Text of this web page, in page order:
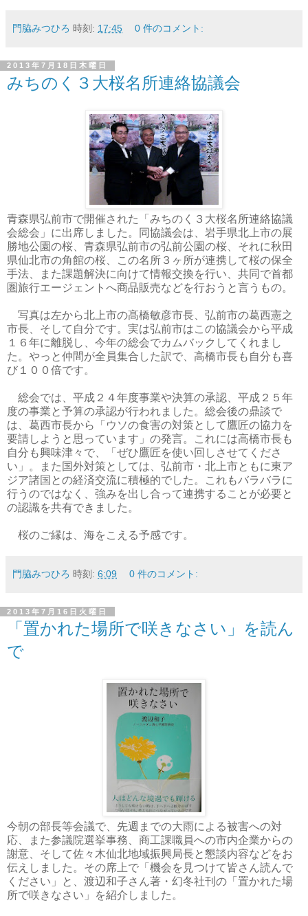
門脇みつひろ 時刻: 17:45 0 件のコメント:
2013年7月18日木曜日
みちのく３大桜名所連絡協議会
青森県弘前市で開催された「みちのく３大桜名所連絡協議
会総会」に出席しました。同協議会は、岩手県北上市の展
勝地公園の桜、青森県弘前市の弘前公園の桜、それに秋田
県仙北市の角館の桜、この名所３ヶ所が連携して桜の保全
手法、また課題解決に向けて情報交換を行い、共同で首都
圏旅行エージェントへ商品販売などを行おうと言うもの。
写真は左から北上市の髙橋敏彦市長、弘前市の葛西憲之
市長、そして自分です。実は弘前市はこの協議会から平成
１６年に離脱し、今年の総会でカムバックしてくれまし
た。やっと仲間が全員集合した訳で、高橋市長も自分も喜
び１００倍です。
総会では、平成２４年度事業や決算の承認、平成２５年
度の事業と予算の承認が行われました。総会後の鼎談で
は、葛西市長から「ウソの食害の対策として鷹匠の協力を
要請しようと思っています」の発言。これには高橋市長も
自分も興味津々で、「ぜひ鷹匠を使い回しさせてくださ
い」。また国外対策としては、弘前市・北上市ともに東ア
ジア諸国との経済交流に積極的でした。これもバラバラに
行うのではなく、強みを出し合って連携することが必要と
の認識を共有できました。
桜のご縁は、海をこえる予感です。
門脇みつひろ 時刻: 6:09 0 件のコメント:
2013年7月16日火曜日
「置かれた場所で咲きなさい」を読ん
で
今朝の部長等会議で、先週までの大雨による被害への対
応、また参議院選挙事務、商工課職員への市内企業からの
謝意、そして佐々木仙北地域振興局長と懇談内容などをお
伝えしました。その席上で「機会を見つけて皆さん読んで
ください」と、渡辺和子さん著・幻冬社刊の「置かれた場
所で咲きなさい」を紹介しました。